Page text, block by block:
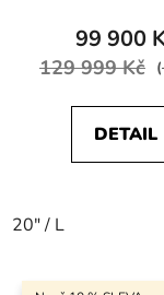
99 900
129 999 Kč
DETAIL
20" / L